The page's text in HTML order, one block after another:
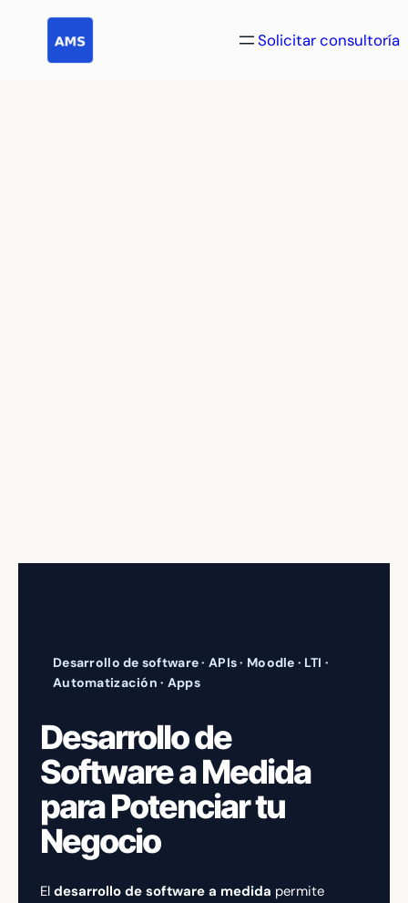
contenido
Solicitar consultoría
Desarrollo de software · APIs · Moodle · LTI ·
Automatización · Apps
Desarrollo de
Software a Medida
para Potenciar tu
Negocio
El desarrollo de software a medida permite